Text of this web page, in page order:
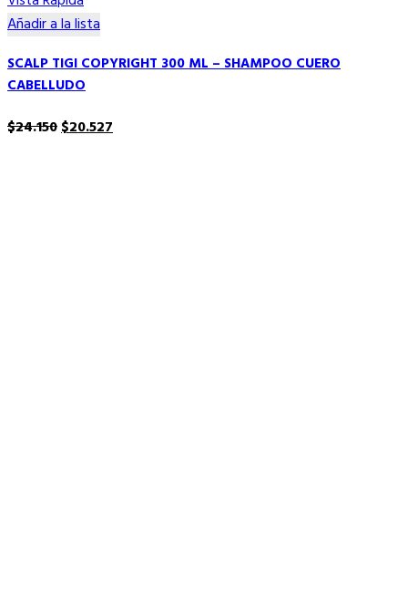
Añadir a la lista
SCALP TIGI COPYRIGHT 300 ML – SHAMPOO CUERO
CABELLUDO
$24.150El
$20.527El